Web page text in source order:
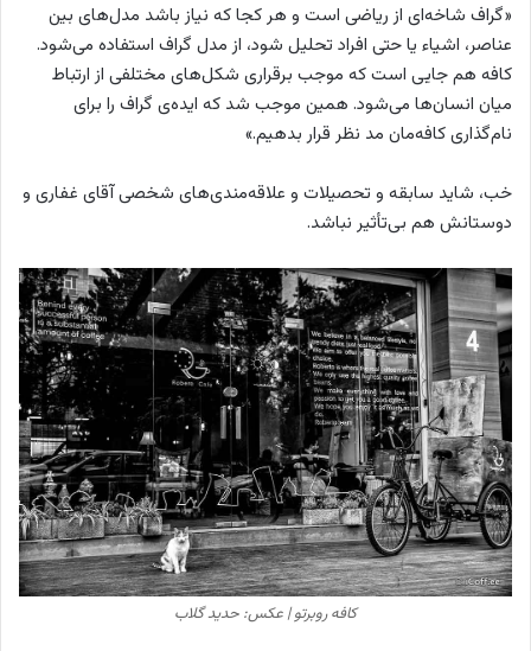
«گراف شاخه‌ای از ریاضی است و هر کجا که نیاز باشد مدل‌های بین
عناصر، اشیاء یا حتی افراد تحلیل شود، از مدل گراف استفاده می‌شود.
کافه هم جایی است که موجب برقراری شکل‌های مختلفی از ارتباط
میان انسان‌ها می‌شود. همین موجب شد که ایده‌ی گراف را برای
نام‌گذاری کافه‌مان مد نظر قرار بدهیم.»
خب، شاید سابقه و تحصیلات و علاقه‌مندی‌های شخصی آقای غفاری و
دوستانش هم بی‌تأثیر نباشد.
کافه روبرتو | عکس: حدید گلاب